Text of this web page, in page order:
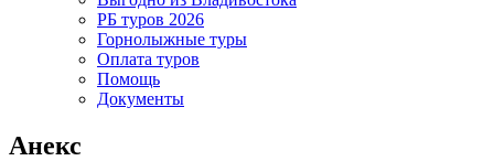
РБ туров 2026
Горнолыжные туры
Оплата туров
Помощь
Документы
Анекс